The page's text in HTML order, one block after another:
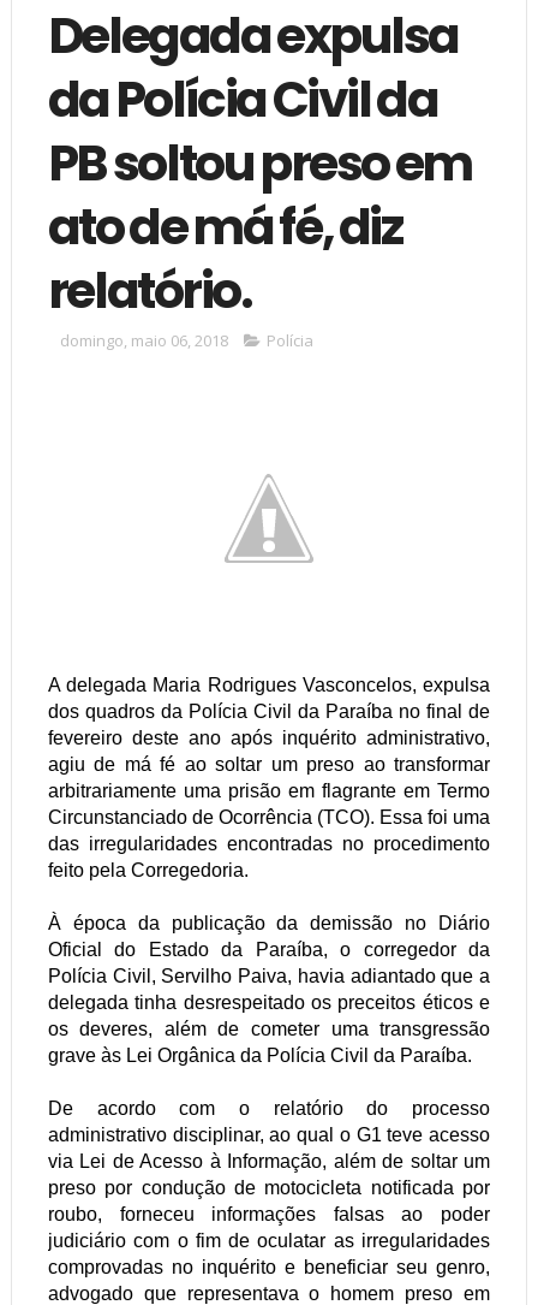
Delegada expulsa
da Polícia Civil da
PB soltou preso em
ato de má fé, diz
relatório.
domingo, maio 06, 2018 Polícia
A delegada Maria Rodrigues Vasconcelos, expulsa
dos quadros da Polícia Civil da Paraíba no final de
fevereiro deste ano após inquérito administrativo,
agiu de má fé ao soltar um preso ao transformar
arbitrariamente uma prisão em flagrante em Termo
Circunstanciado de Ocorrência (TCO). Essa foi uma
das irregularidades encontradas no procedimento
feito pela Corregedoria.
À época da publicação da demissão no Diário
Oficial do Estado da Paraíba, o corregedor da
Polícia Civil, Servilho Paiva, havia adiantado que a
delegada tinha desrespeitado os preceitos éticos e
os deveres, além de cometer uma transgressão
grave às Lei Orgânica da Polícia Civil da Paraíba.
De acordo com o relatório do processo
administrativo disciplinar, ao qual o G1 teve acesso
via Lei de Acesso à Informação, além de soltar um
preso por condução de motocicleta notificada por
roubo, forneceu informações falsas ao poder
judiciário com o fim de oculatar as irregularidades
comprovadas no inquérito e beneficiar seu genro,
advogado que representava o homem preso em